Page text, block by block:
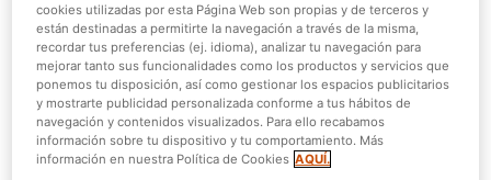
Puedes conseguir tu Bono Parques Oropor solo 110€, y si
eres renovadorpor solo 104€😲​
¿Quieres conocer todos los planes que tenemos
preparados para ti? Para los amantes de las atracciones
tenemosParque de Atracciones de MadridyParque
WarnerMadridque te ofrecerán una gran dosis de
cookies utilizadas por esta Página Web son propias y de terceros y
están destinadas a permitirte la navegación a través de la misma,
recordar tus preferencias (ej. idioma), analizar tu navegación para
mejorar tanto sus funcionalidades como los productos y servicios que
ponemos tu disposición, así como gestionar los espacios publicitarios
y mostrarte publicidad personalizada conforme a tus hábitos de
navegación y contenidos visualizados. Para ello recabamos
información sobre tu dispositivo y tu comportamiento. Más
información en nuestra Política de Cookies AQUÍ.